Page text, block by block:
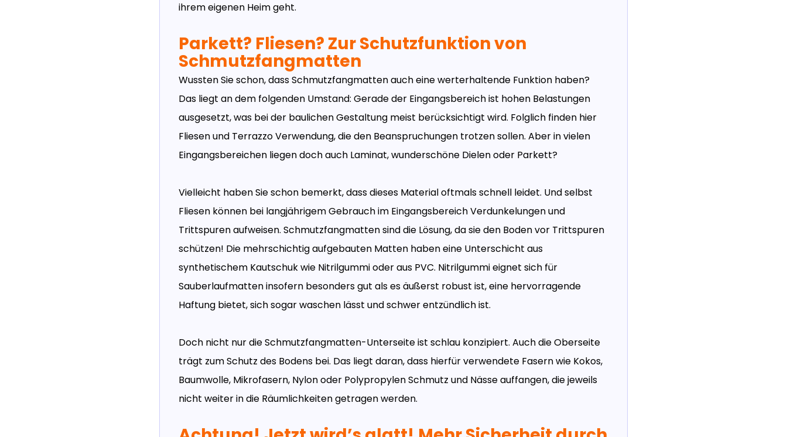
ihrem eigenen Heim geht.
Parkett? Fliesen? Zur Schutzfunktion von
Schmutzfangmatten
Wussten Sie schon, dass Schmutzfangmatten auch eine werterhaltende Funktion haben?
Das liegt an dem folgenden Umstand: Gerade der Eingangsbereich ist hohen Belastungen
ausgesetzt, was bei der baulichen Gestaltung meist berücksichtigt wird. Folglich finden hier
Fliesen und Terrazzo Verwendung, die den Beanspruchungen trotzen sollen. Aber in vielen
Eingangsbereichen liegen doch auch Laminat, wunderschöne Dielen oder Parkett?
Vielleicht haben Sie schon bemerkt, dass dieses Material oftmals schnell leidet. Und selbst
Fliesen können bei langjährigem Gebrauch im Eingangsbereich Verdunkelungen und
Trittspuren aufweisen. Schmutzfangmatten sind die Lösung, da sie den Boden vor Trittspuren
schützen! Die mehrschichtig aufgebauten Matten haben eine Unterschicht aus
synthetischem Kautschuk wie Nitrilgummi oder aus PVC. Nitrilgummi eignet sich für
Sauberlaufmatten insofern besonders gut als es äußerst robust ist, eine hervorragende
Haftung bietet, sich sogar waschen lässt und schwer entzündlich ist.
Doch nicht nur die Schmutzfangmatten-Unterseite ist schlau konzipiert. Auch die Oberseite
trägt zum Schutz des Bodens bei. Das liegt daran, dass hierfür verwendete Fasern wie Kokos,
Baumwolle, Mikrofasern, Nylon oder Polypropylen Schmutz und Nässe auffangen, die jeweils
nicht weiter in die Räumlichkeiten getragen werden.